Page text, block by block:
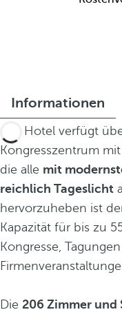
Informationen
Das Hotel verfügt
Kongresszentrum mit
die alle mit
reichlich Tageslicht
hervorzuheben ist
Kapazität für bis zu
Kongresse,
Die 206 Zimmer und